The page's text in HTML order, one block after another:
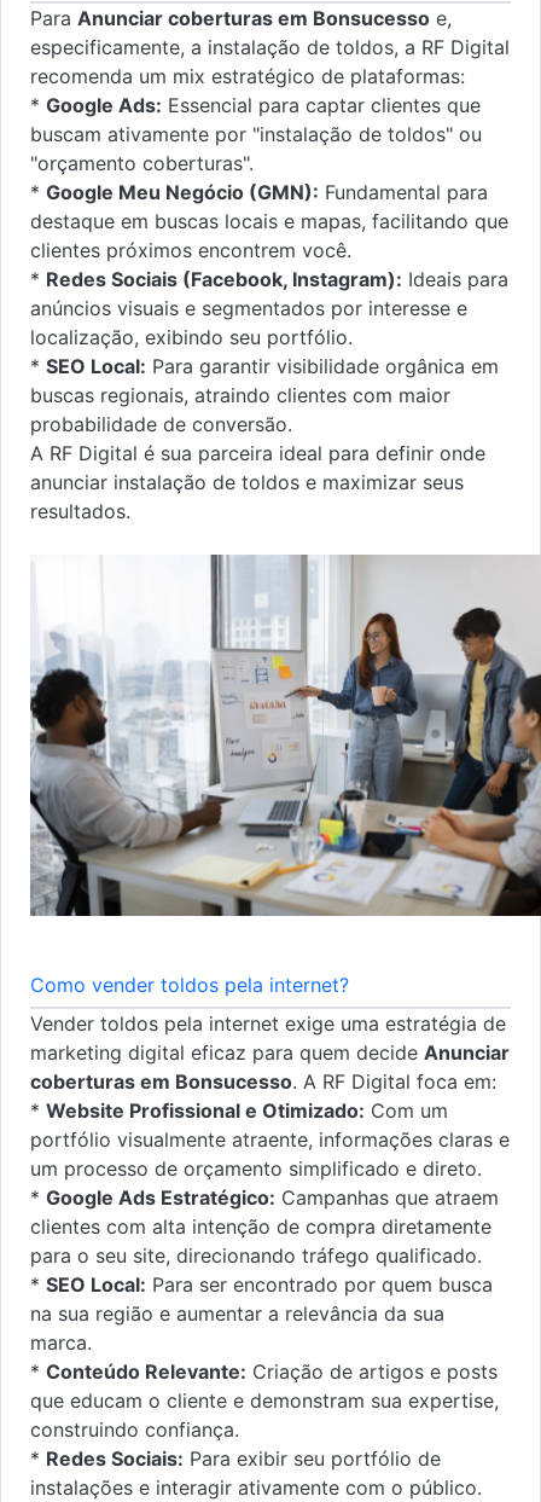
Para Anunciar coberturas em Bonsucesso e,
especificamente, a instalação de toldos, a RF Digital
recomenda um mix estratégico de plataformas:
* Google Ads: Essencial para captar clientes que
buscam ativamente por "instalação de toldos" ou
"orçamento coberturas".
* Google Meu Negócio (GMN): Fundamental para
destaque em buscas locais e mapas, facilitando que
clientes próximos encontrem você.
* Redes Sociais (Facebook, Instagram): Ideais para
anúncios visuais e segmentados por interesse e
localização, exibindo seu portfólio.
* SEO Local: Para garantir visibilidade orgânica em
buscas regionais, atraindo clientes com maior
probabilidade de conversão.
A RF Digital é sua parceira ideal para definir onde
anunciar instalação de toldos e maximizar seus
resultados.
Como vender toldos pela internet?
Vender toldos pela internet exige uma estratégia de
marketing digital eficaz para quem decide Anunciar
coberturas em Bonsucesso. A RF Digital foca em:
* Website Profissional e Otimizado: Com um
portfólio visualmente atraente, informações claras e
um processo de orçamento simplificado e direto.
* Google Ads Estratégico: Campanhas que atraem
clientes com alta intenção de compra diretamente
para o seu site, direcionando tráfego qualificado.
* SEO Local: Para ser encontrado por quem busca
na sua região e aumentar a relevância da sua
marca.
* Conteúdo Relevante: Criação de artigos e posts
que educam o cliente e demonstram sua expertise,
construindo confiança.
* Redes Sociais: Para exibir seu portfólio de
instalações e interagir ativamente com o público.